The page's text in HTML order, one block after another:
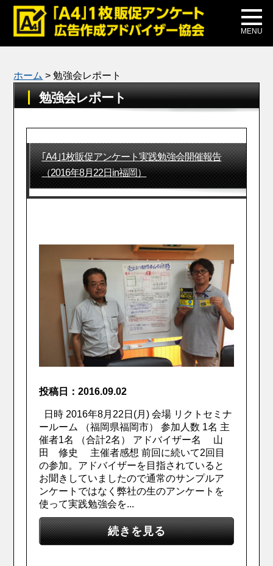
MENU
メディア掲載
公式ブログ
ホーム >勉強会レポート
勉強会レポート
｢A4｣1枚販促アンケート実践勉強会開催報告
（2016年8月22日in福岡）
投稿日：2016.09.02
日時 2016年8月22日(月) 会場 リクトセミナ
ールーム （福岡県福岡市） 参加人数 1名 主
催者1名 （合計2名） アドバイザー名 山
田 修史 主催者感想 前回に続いて2回目
の参加。アドバイザーを目指されていると
お聞きしていましたので通常のサンプルア
ンケートではなく弊社の生のアンケートを
使って実践勉強会を...
続きを見る